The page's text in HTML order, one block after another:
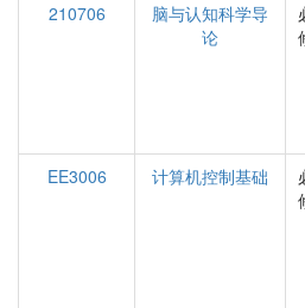
210706
脑与认知科学导
论
EE3006
计算机控制基础